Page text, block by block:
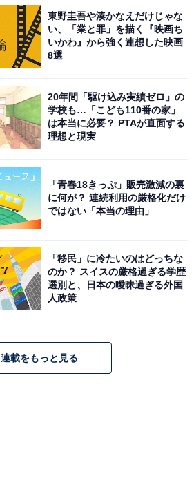
東野圭吾や湊かなえだけじゃな
い、「業と罪」を描く『映画ち
いかわ』から強く連想した映画
8選
20年間「駆け込み実績ゼロ」の
学校も…「こども110番の家」
は本当に必要？ PTAが直面する
理想と現実
「青春18きっぷ」販売激減の裏
に何が？ 連続利用の厳格化だけ
ではない「本当の理由」
「移民」に冷たいのはどっちな
のか？ スイスの厳格過ぎる学歴
選別と、日本の曖昧過ぎる外国
人政策
連載をもっと見る